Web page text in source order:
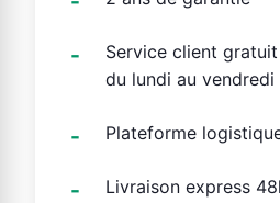
Service client gratuit
du lundi au vendredi
Plateforme
Livraison express